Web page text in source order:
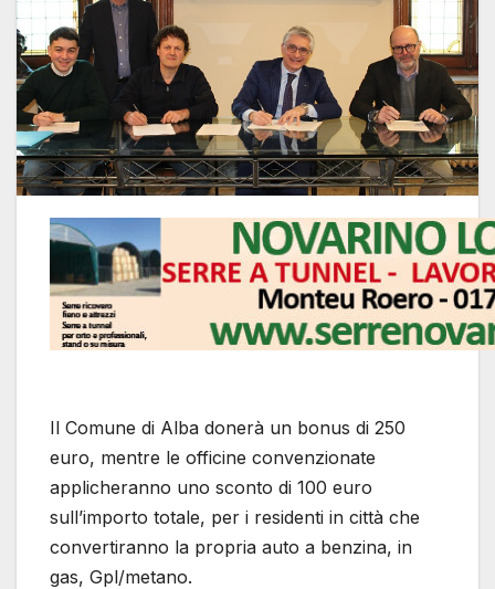
Il Comune di Alba donerà un bonus di 250
euro, mentre le officine convenzionate
applicheranno uno sconto di 100 euro
sull’importo totale, per i residenti in città che
convertiranno la propria auto a benzina, in
gas, Gpl/metano.